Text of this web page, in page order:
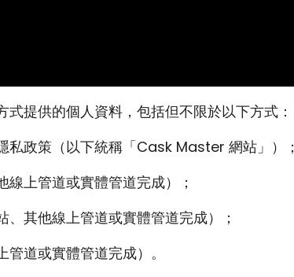
提供的個人資料，包括但不限於以下方式：
政策（以下統稱「Cask Master 網站」）；
上管道或實體管道完成）；
其他線上管道或實體管道完成）；
道或實體管道完成）。